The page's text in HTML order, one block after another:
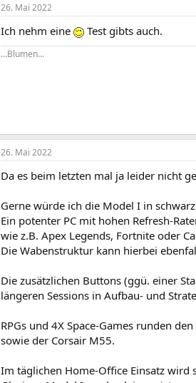
26. Mai 2022
Ich nehm eine Test gibts auch.
...Blumen...
26. Mai 2022
Da es beim letzten mal ja leider nicht
Gerne würde ich die Model I in
Ein potenter PC mit hohen Refresh-
wie z.B. Apex Legends, Fortnite oder
Die Wabenstruktur kann hierbei
Die zusätzlichen Buttons (ggü. einer
längeren Sessions in Aufbau- und
RPGs und 4X Space-Games runden
sowie der Corsair M55.
Im täglichen Home-Office Einsatz wird